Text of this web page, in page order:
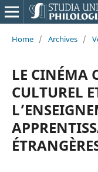
Home / Archives /
LE CINÉMA
CULTUREL